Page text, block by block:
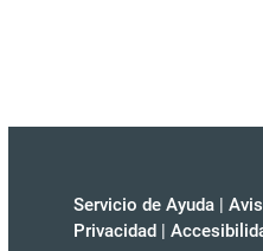
Servicio de Ayuda |
Privacidad |